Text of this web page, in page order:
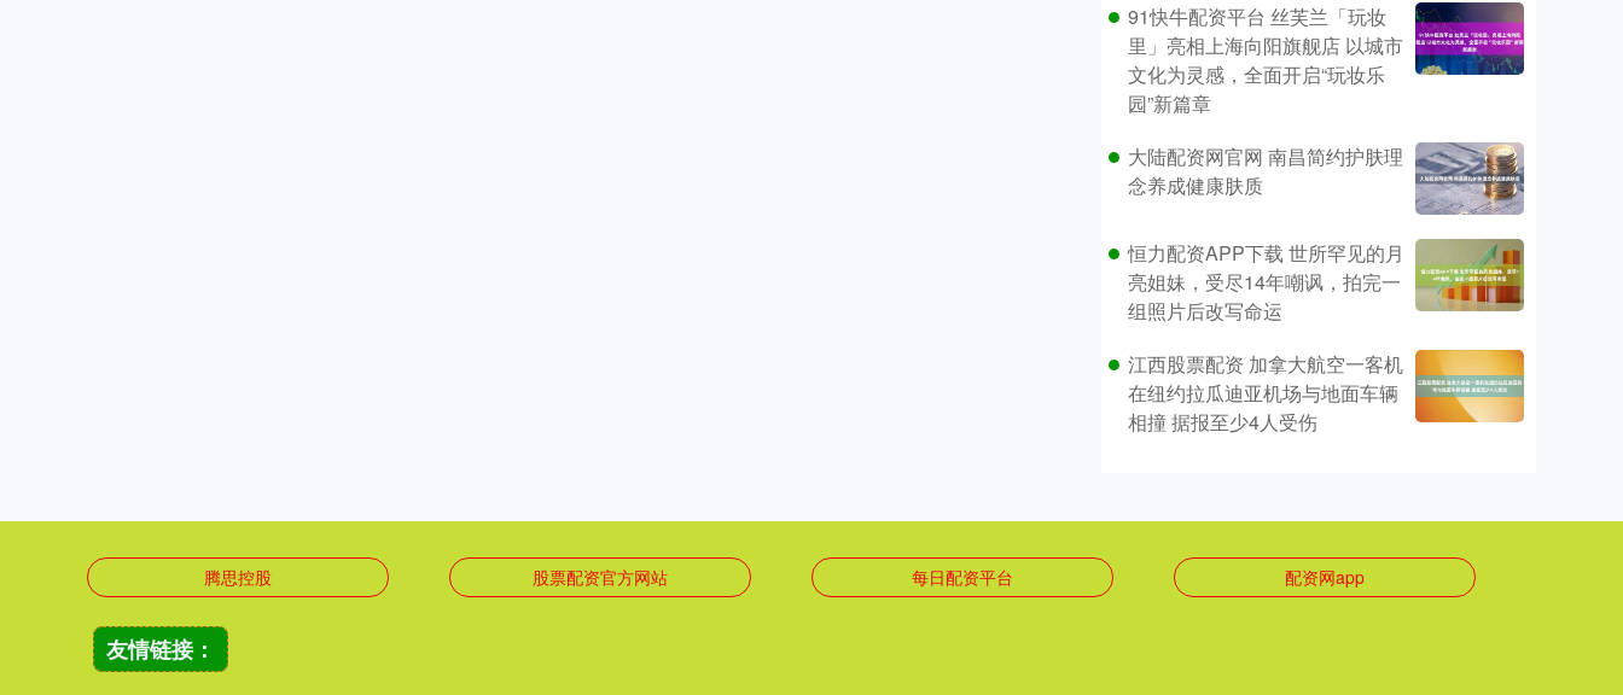
91快牛配资平台 丝芙兰「玩妆
里」亮相上海向阳旗舰店 以城市
文化为灵感，全面开启“玩妆乐
园”新篇章
大陆配资网官网 南昌简约护肤理
念养成健康肤质
恒力配资APP下载 世所罕见的月
亮姐妹，受尽14年嘲讽，拍完一
组照片后改写命运
江西股票配资 加拿大航空一客机
在纽约拉瓜迪亚机场与地面车辆
相撞 据报至少4人受伤
腾思控股 股票配资官方网站 每日配资平台 配资网app
友情链接：